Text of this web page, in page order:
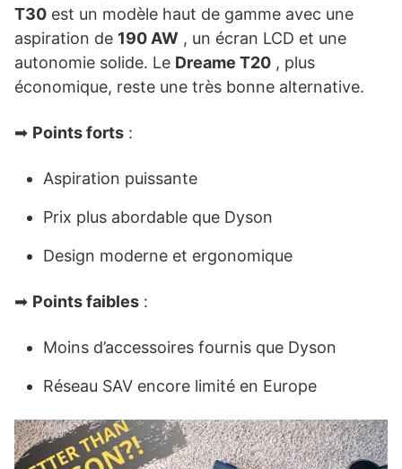
T30 est un modèle haut de gamme avec une
aspiration de 190 AW , un écran LCD et une
autonomie solide. Le Dreame T20 , plus
économique, reste une très bonne alternative.
➡ Points forts :
Aspiration puissante
Prix ​​plus abordable que Dyson
Design moderne et ergonomique
➡ Points faibles :
Moins d’accessoires fournis que Dyson
Réseau SAV encore limité en Europe